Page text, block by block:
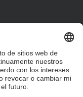
que
vuestros datos